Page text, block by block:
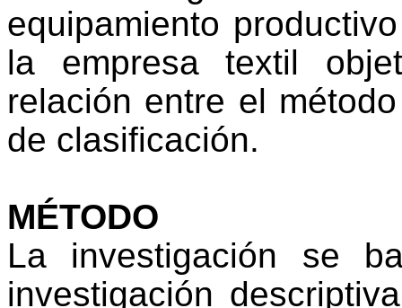
equipamiento
la empresa textil
relación entre el
de clasificación.
MÉTODO
La investigación se
investigación